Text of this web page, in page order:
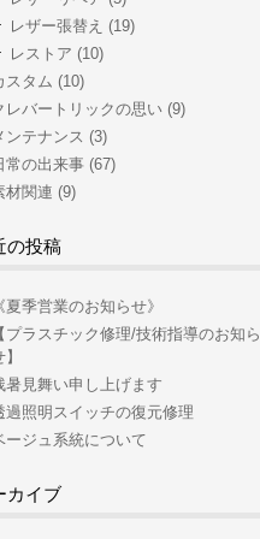
レザー張替え (19)
レストア (10)
スタム (10)
レバートリックの思い (9)
ンテナンス (3)
常の出来事 (67)
材関連 (9)
の投稿
夏季営業のお知らせ》
プラスチック修理/技術指導のお知ら
暑見舞い申し上げます
過照明スイッチの復元修理
ージュ系統について
カイブ